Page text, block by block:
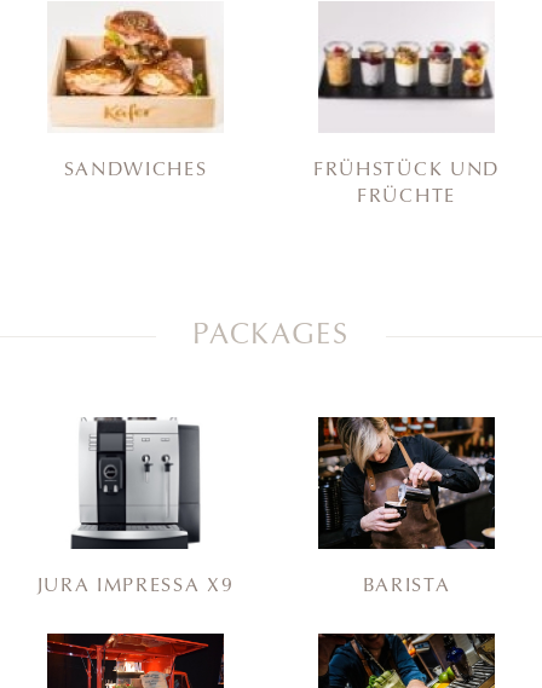
SANDWICHES
FRÜHSTÜCK UND
FRÜCHTE
PACKAGES
JURA IMPRESSA X9 BARISTA